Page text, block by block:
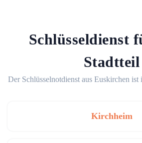
Schlüsseldienst
Stadtteil
Der Schlüsselnotdienst aus Euskirchen
Kirchheim